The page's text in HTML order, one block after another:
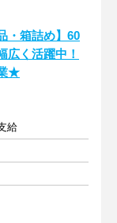
・箱詰め】60
広く活躍中！
★
給